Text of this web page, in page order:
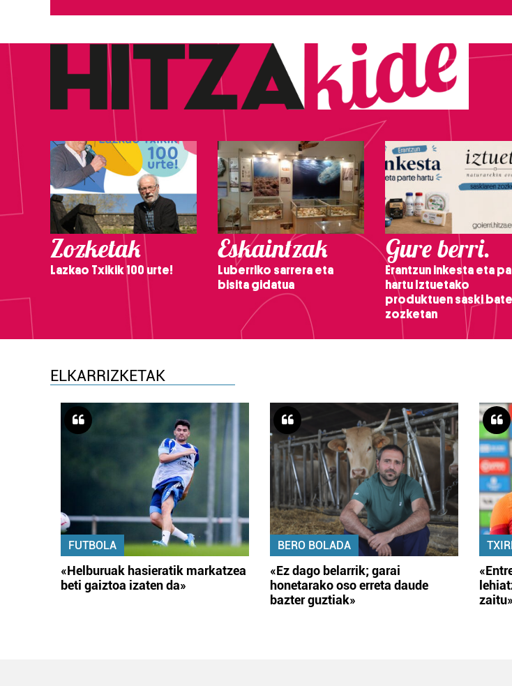
Zozketak
Lazkao Txikik 100 urte!
Eskaintzak
Luberriko sarrera eta
bisita gidatua
Gure berri.
Erantzun inkesta eta
hartu Iztuetako
produktuen saski
zozketan
ELKARRIZKETAK
FUTBOLA
«Helburuak hasieratik markatzea
beti gaiztoa izaten da»
BERO BOLADA
«Ez dago belarrik; garai
honetarako oso erreta daude
bazter guztiak»
zaitu»